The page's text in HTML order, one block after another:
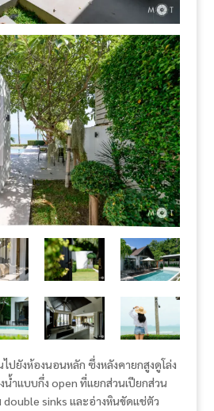
ปยังห้องนอนหลัก ซึ่งหลังคายกสูงดูโล่ง
น้ำแบบกึ่ง open ที่แยกส่วนเปียกส่วน
double sinks และอ่างหินขัดแช่ตัว